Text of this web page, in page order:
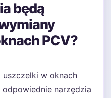
będą
PCV?
uszczelki w oknach
narzędzia